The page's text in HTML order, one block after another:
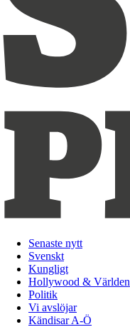
Senaste nytt
Svenskt
Kungligt
Hollywood & Världen
Politik
Vi avslöjar
Kändisar A-Ö